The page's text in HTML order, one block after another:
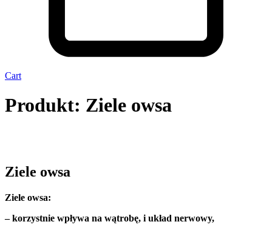
Cart
Produkt: Ziele owsa
Ziele owsa
Ziele owsa:
– korzystnie wpływa na wątrobę, i układ nerwowy,